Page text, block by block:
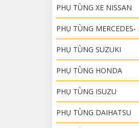
PHỤ TÙNG XE NISSAN
PHỤ TÙNG MERCEDES-
PHỤ TÙNG SUZUKI
PHỤ TÙNG HONDA
PHỤ TÙNG ISUZU
PHỤ TÙNG DAIHATSU